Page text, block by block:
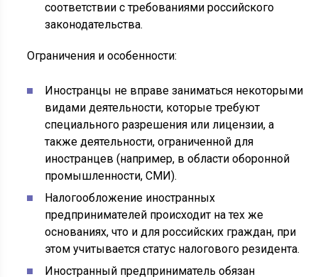
соответствии с требованиями российского
законодательства.
Ограничения и особенности:
Иностранцы не вправе заниматься некоторыми
видами деятельности, которые требуют
специального разрешения или лицензии, а
также деятельности, ограниченной для
иностранцев (например, в области оборонной
промышленности, СМИ).
Налогообложение иностранных
предпринимателей происходит на тех же
основаниях, что и для российских граждан, при
этом учитывается статус налогового резидента.
Иностранный предприниматель обязан